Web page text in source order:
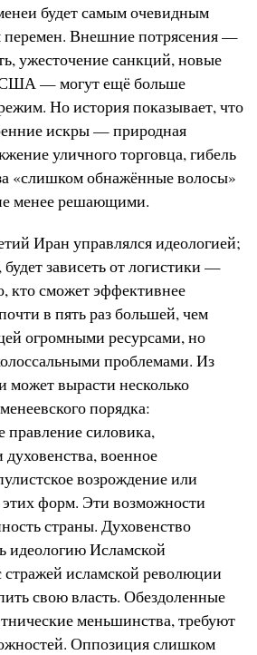
будет самым очевидным
Внешние потрясения —
ужесточение санкций, новые
США — могут ещё больше
Но история показывает, что
искры — природная
уличного торговца, гибель
«слишком обнажённые волосы»
менее решающими.
Иран управлялся идеологией;
будет зависеть от логистики —
кто сможет эффективнее
в пять раз большей, чем
огромными ресурсами, но
проблемами. Из
может вырасти несколько
порядка:
правление силовика,
военное
возрождение или
форм. Эти возможности
страны. Духовенство
идеологию Исламской
исламской революции
свою власть. Обездоленные
меньшинства, требуют
Оппозиция слишком